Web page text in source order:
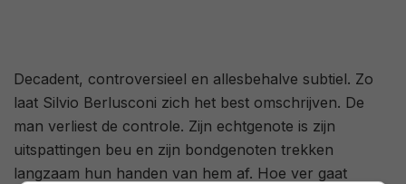
Decadent, controversieel en allesbehalve subtiel. Zo
laat Silvio Berlusconi zich het best omschrijven. De
man verliest de controle. Zijn echtgenote is zijn
uitspattingen beu en zijn bondgenoten trekken
langzaam hun handen van hem af. Hoe ver gaat